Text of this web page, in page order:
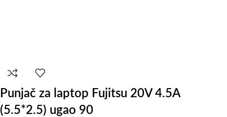
Punjač za laptop Fujitsu 20V 4.5A
(5.5*2.5) ugao 90